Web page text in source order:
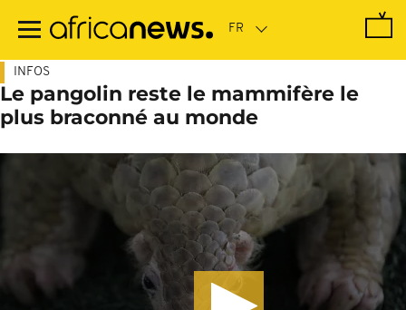
contenu
INFOS
Le pangolin reste le mammifère le
plus braconné au monde